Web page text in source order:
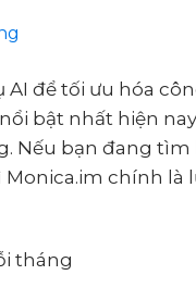
để tối ưu hóa
bật nhất hiện
Nếu bạn đang
chính là